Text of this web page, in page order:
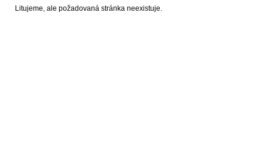
Litujeme, ale požadovaná stránka neexistuje.